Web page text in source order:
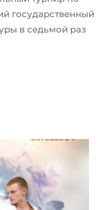
государственный
в седьмой раз